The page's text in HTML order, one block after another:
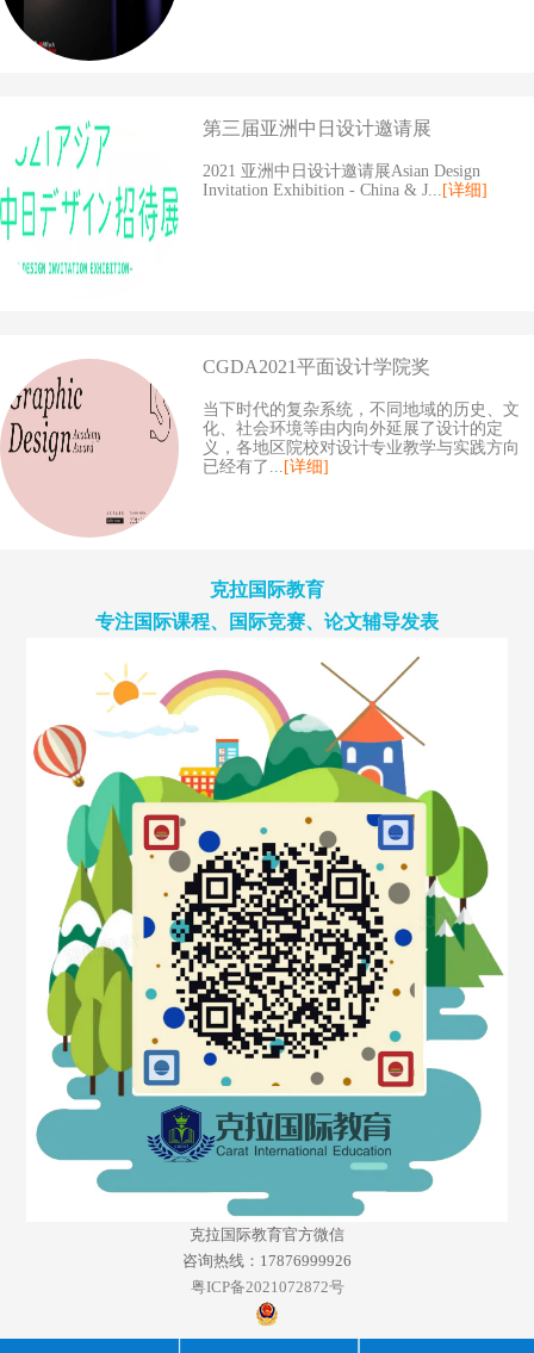
第三届亚洲中日设计邀请展
2021 亚洲中日设计邀请展Asian Design
Invitation Exhibition - China & J... [详细]
CGDA2021平面设计学院奖
当下时代的复杂系统，不同地域的历史、文
化、社会环境等由内向外延展了设计的定
义，各地区院校对设计专业教学与实践方向
已经有了... [详细]
克拉国际教育
专注国际课程、国际竞赛、论文辅导发表
克拉国际教育官方微信
咨询热线：17876999926
粤ICP备2021072872号